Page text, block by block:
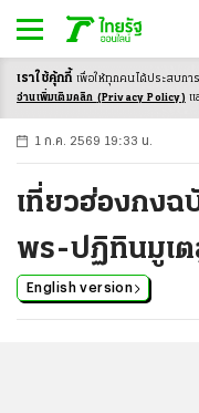
-ก ก ก+
1 ก.ค. 2569 19:33 น.
เที่ยวฮ่องกง
พร-ปฏิทินมูเต
English version
เราใช้คุ้กกี้ เพื่อให้ทุกคนได้ประสบกา
อ่านเพิ่มเติมคลิก (Privacy Policy) แ